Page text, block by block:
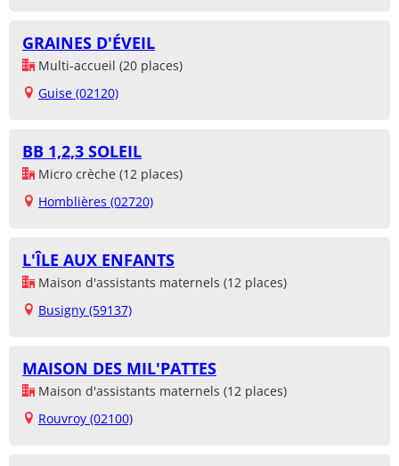
GRAINES D'ÉVEIL
Multi-accueil (20 places)
Guise (02120)
BB 1,2,3 SOLEIL
Micro crèche (12 places)
Homblières (02720)
L'ÎLE AUX ENFANTS
Maison d'assistants maternels (12 places)
Busigny (59137)
MAISON DES MIL'PATTES
Maison d'assistants maternels (12 places)
Rouvroy (02100)